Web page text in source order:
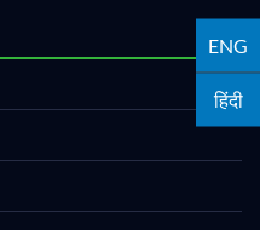
ENG
हिंदी